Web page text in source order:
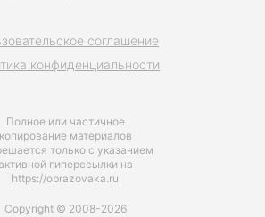
Полное или частичное
копирование материалов
только с указанием
гиперссылки на
https://obrazovaka.ru
соглашение
конфиденциальности
Copyright © 2008-2026